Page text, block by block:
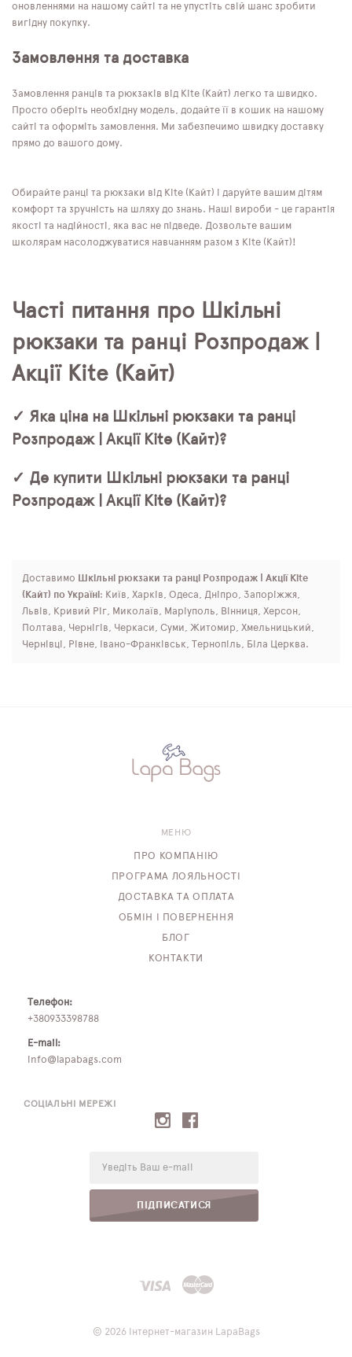
оновленнями на нашому сайті та не упустіть свій шанс зробити
вигідну покупку.
Замовлення та доставка
Замовлення ранців та рюкзаків від Kite (Кайт) легко та швидко.
Просто оберіть необхідну модель, додайте її в кошик на нашому
сайті та оформіть замовлення. Ми забезпечимо швидку доставку
прямо до вашого дому.
Обирайте ранці та рюкзаки від Kite (Кайт) і даруйте вашим дітям
комфорт та зручність на шляху до знань. Наші вироби - це гарантія
якості та надійності, яка вас не підведе. Дозвольте вашим
школярам насолоджуватися навчанням разом з Kite (Кайт)!
Часті питання про Шкільні
рюкзаки та ранці Розпродаж |
Акції Kite (Кайт)
✓ Яка ціна на Шкільні рюкзаки та ранці
Розпродаж | Акції Kite (Кайт)?
✓ Де купити Шкільні рюкзаки та ранці
Розпродаж | Акції Kite (Кайт)?
Доставимо Шкільні рюкзаки та ранці Розпродаж | Акції Kite
(Кайт) по Україні : Київ, Харків, Одеса, Дніпро, Запоріжжя,
Львів, Кривий Ріг, Миколаїв, Маріуполь, Вінниця, Херсон,
Полтава, Чернігів, Черкаси, Суми, Житомир, Хмельницький,
Чернівці, Рівне, Івано-Франківськ, Тернопіль, Біла Церква.
СОЦІАЛЬНІ МЕРЕЖІ
ПІДПИСАТИСЯ
МЕНЮ
ПРО КОМПАНІЮ
ПРОГРАМА ЛОЯЛЬНОСТІ
ДОСТАВКА ТА ОПЛАТА
ОБМІН І ПОВЕРНЕННЯ
БЛОГ
КОНТАКТИ
Телефон:
+380933398788
E-mail:
info@lapabags.com
© 2026 Інтернет-магазин LapaBags